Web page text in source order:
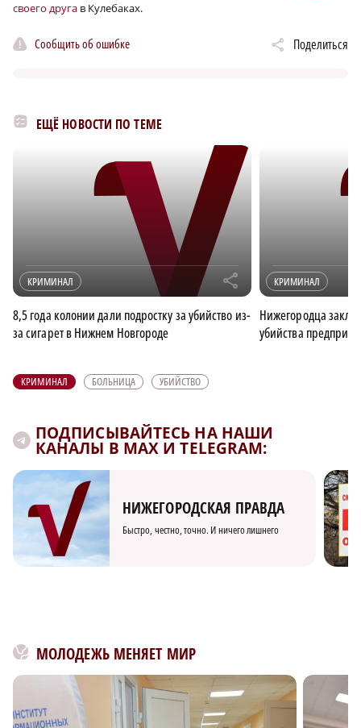
своего друга в Кулебаках.
Сообщить об ошибке Поделиться
ЕЩЁ НОВОСТИ ПО ТЕМЕ
КРИМИНАЛ r
8,5 года колонии дали подростку за убийство из-
за сигарет в Нижнем Новгороде
КРИМИНАЛ
Нижегородца
убийства
КРИМИНАЛ БОЛЬНИЦА УБИЙСТВО
ПОДПИСЫВАЙТЕСЬ НА НАШИ
КАНАЛЫ В MAX И TELEGRAM:
НИЖЕГОРОДСКАЯ ПРАВДА
Быстро, честно, точно. И ничего лишнего
МОЛОДЕЖЬ МЕНЯЕТ МИР